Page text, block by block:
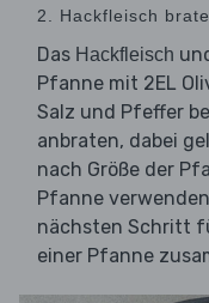
2. Hackfleisch
Das Hackfleisch
Pfanne mit 2EL
Salz und Pfeffer
anbraten, dabei
nach Größe der
Pfanne
nächsten Schritt
einer Pfanne